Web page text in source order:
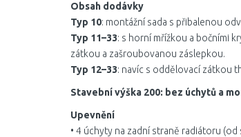
Obsah dodávky
Typ 10: montážní sada s přibalenou
Typ 11–33: s horní mřížkou a bočními
zátkou a zašroubovanou záslepkou.
Typ 12–33: navíc s oddělovací zátkou
Stavební výška 200: bez úchytů a
Upevnění
• 4 úchyty na zadní straně radiátoru